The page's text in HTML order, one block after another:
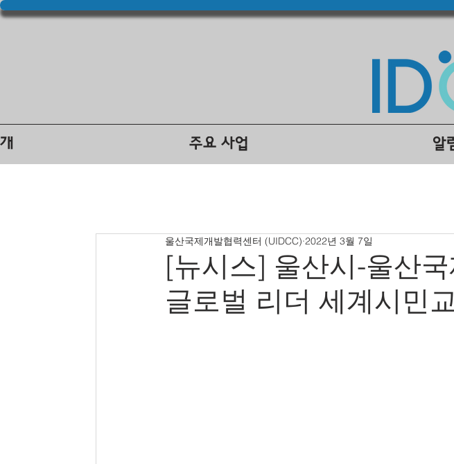
주요 사업 알
[뉴시스] 울산시-울산
글로벌 리더 세계시민
울산국제개발협력센터 (UIDCC) 2022년 3월 7일